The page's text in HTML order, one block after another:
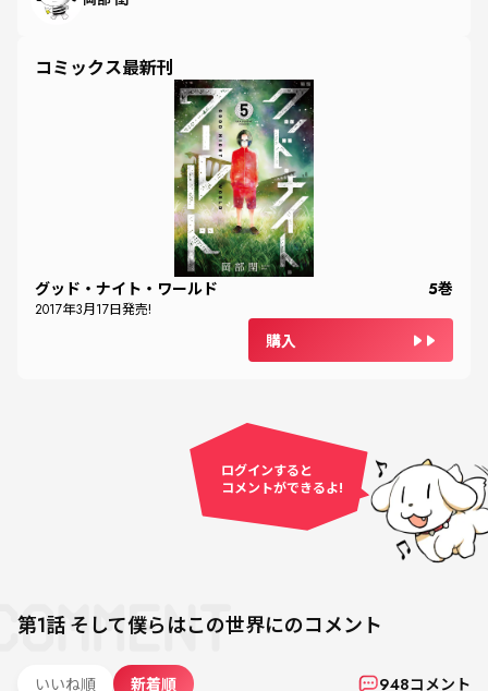
コミックス最新刊
グッド・ナイト・ワールド 5巻
2017年3月17日発売!
購入
ログインすると
コメントができるよ!
第1話そして僕らはこの世界にのコメント
いいね順 新着順 948コメント